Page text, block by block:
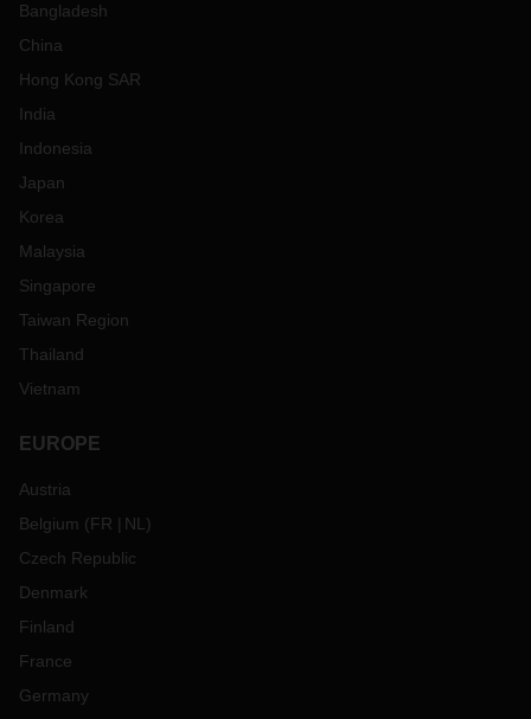
Bangladesh
China
Hong Kong SAR
India
Indonesia
Japan
Korea
Malaysia
Singapore
Taiwan Region
Thailand
Vietnam
EUROPE
Austria
Belgium (FR NL )
Czech Republic
Denmark
Finland
France
Germany